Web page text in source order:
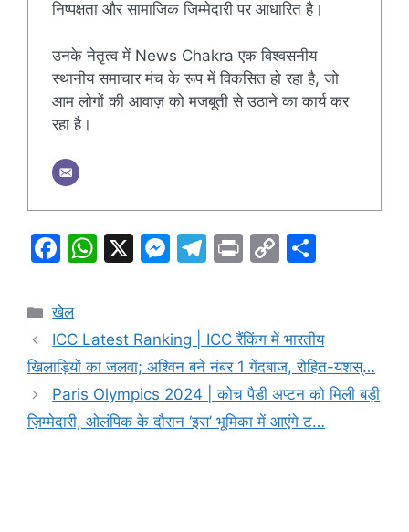
निष्पक्षता और सामाजिक जिम्मेदारी पर आधारित है।
उनके नेतृत्व में News Chakra एक विश्वसनीय
स्थानीय समाचार मंच के रूप में विकसित हो रहा है, जो
आम लोगों की आवाज़ को मजबूती से उठाने का कार्य कर
रहा है।
F
c
e
b
o
o
W
s
A
p
p
X
M
s
e
n
g
T
gr
a
m
Pr C
y
Li
n
k
e
Categories
खेल
ICC Latest Ranking | ICC रैंकिंग में भारतीय
खिलाड़ियों का जलवा; अश्विन बने नंबर 1 गेंदबाज, रोहित-यशस्…
Paris Olympics 2024 | कोच पैडी अप्टन को मिली बड़ी
ज़िम्मेदारी, ओलंपिक के दौरान ‘इस’ भूमिका में आएंगे ट…